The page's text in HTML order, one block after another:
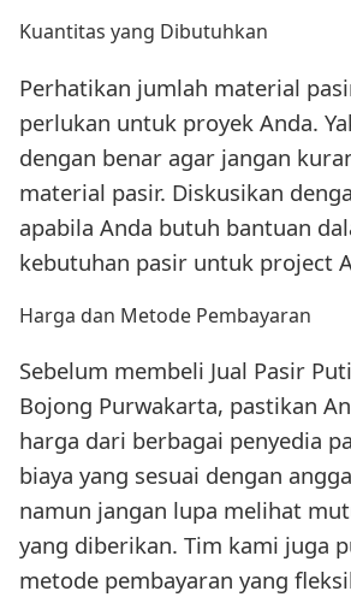
Kuantitas yang Dibutuhkan
Perhatikan jumlah material
perlukan untuk proyek Anda.
dengan benar agar jangan
material pasir. Diskusikan
apabila Anda butuh bantuan
kebutuhan pasir untuk project
Harga dan Metode Pembayaran
Sebelum membeli Jual Pasir
Bojong Purwakarta, pastikan
harga dari berbagai penyedia
biaya yang sesuai dengan
namun jangan lupa melihat
yang diberikan. Tim kami juga
metode pembayaran yang